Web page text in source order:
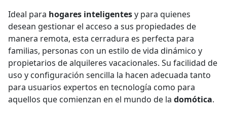
Ideal para hogares inteligentesy para quienes
desean gestionar el acceso a sus propiedades de
manera remota, esta cerradura es perfecta para
familias, personas con un estilo de vida dinámico y
propietarios de alquileres vacacionales. Su facilidad de
uso y configuración sencilla la hacen adecuada tanto
para usuarios expertos en tecnología como para
aquellos que comienzan en el mundo de la domótica.